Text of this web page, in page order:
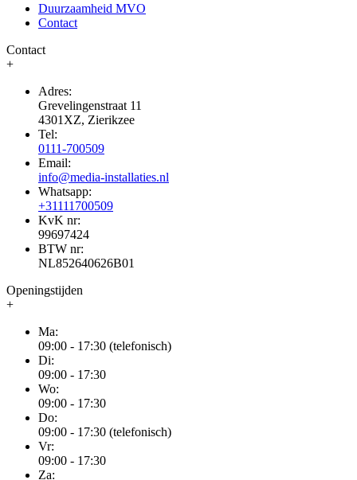
Duurzaamheid MVO
Contact
Contact
+
Adres:
Grevelingenstraat 11
4301XZ, Zierikzee
Tel:
0111-700509
Email:
info@media-installaties.nl
Whatsapp:
+31111700509
KvK nr:
99697424
BTW nr:
NL852640626B01
Openingstijden
+
Ma:
09:00 - 17:30 (telefonisch)
Di:
09:00 - 17:30
Wo:
09:00 - 17:30
Do:
09:00 - 17:30 (telefonisch)
Vr:
09:00 - 17:30
Za: